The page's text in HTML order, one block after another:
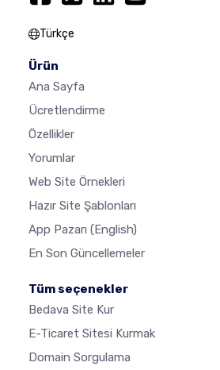
Türkçe
Ürün
Ana Sayfa
Ücretlendirme
Özellikler
Yorumlar
Web Site Örnekleri
Hazır Site Şablonları
App Pazarı (English)
En Son Güncellemeler
Tüm seçenekler
Bedava Site Kur
E-Ticaret Sitesi Kurmak
Domain Sorgulama